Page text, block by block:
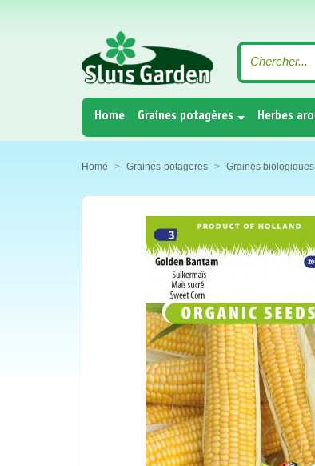
Home(current)
Graines potagères Herbes
Home Graines-potageres Graines biologiques